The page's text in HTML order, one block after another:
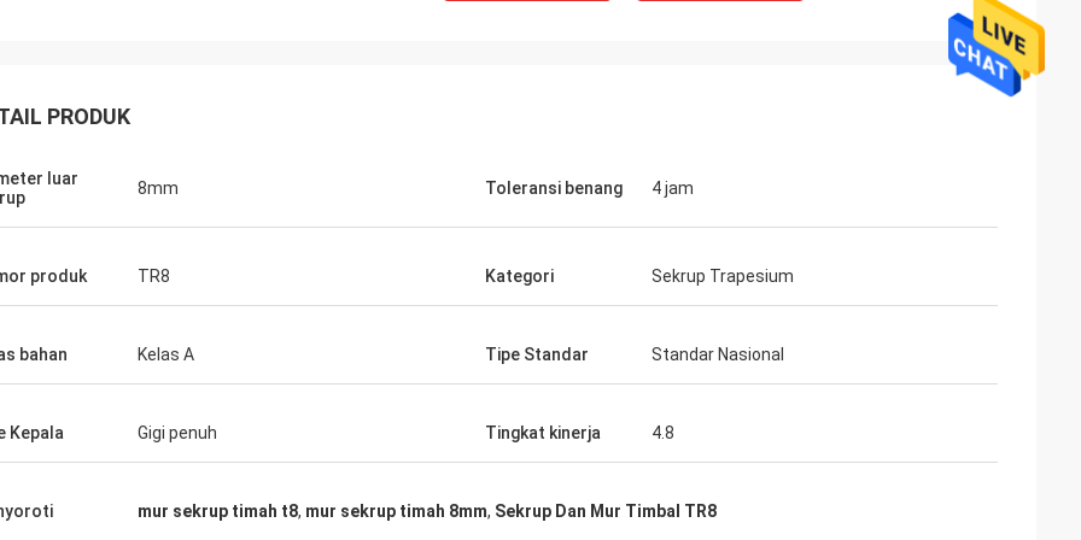
David Molevelt
tempat ditambahkan ke
Buildstorm Private Limited
merespons dengan sangat cepat dan
menyesuaikan produk untuk Anda.
pengemasan. Perwakilan perusahaan
PRODUK
luar
8mm Toleransi benang 4 jam
produk TR8 Kategori Sekrup Trapesium
bahan Kelas A Tipe Standar Standar Nasional
Kepala Gigi penuh Tingkat kinerja 4.8
mur sekrup timah t8, mur sekrup timah 8mm, Sekrup Dan Mur Timbal TR8